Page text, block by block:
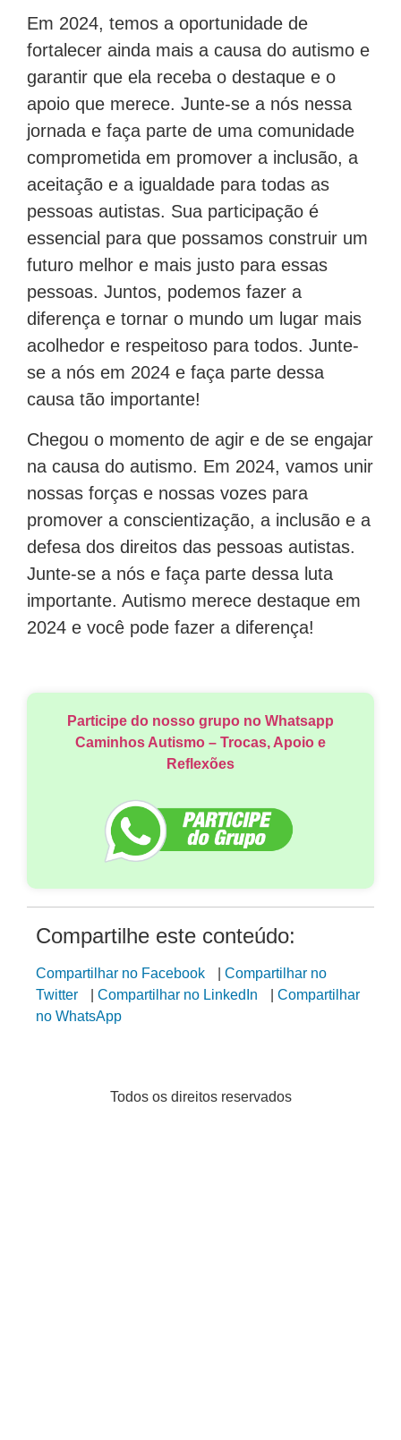
Em 2024, temos a oportunidade de
fortalecer ainda mais a causa do autismo e
garantir que ela receba o destaque e o
apoio que merece. Junte-se a nós nessa
jornada e faça parte de uma comunidade
comprometida em promover a inclusão, a
aceitação e a igualdade para todas as
pessoas autistas. Sua participação é
essencial para que possamos construir um
futuro melhor e mais justo para essas
pessoas. Juntos, podemos fazer a
diferença e tornar o mundo um lugar mais
acolhedor e respeitoso para todos. Junte-
se a nós em 2024 e faça parte dessa
causa tão importante!
Chegou o momento de agir e de se engajar
na causa do autismo. Em 2024, vamos unir
nossas forças e nossas vozes para
promover a conscientização, a inclusão e a
defesa dos direitos das pessoas autistas.
Junte-se a nós e faça parte dessa luta
importante. Autismo merece destaque em
2024 e você pode fazer a diferença!
Participe do nosso grupo no Whatsapp
Caminhos Autismo – Trocas, Apoio e
Reflexões
Compartilhe este conteúdo:
Compartilhar no Facebook
Compartilhar no
Twitter
Compartilhar no LinkedIn
Compartilhar
no WhatsApp
Todos os direitos reservados